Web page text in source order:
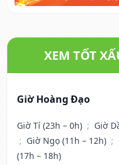
XEM TỐT
Giờ Hoàng Đạo
Giờ Tí (23h – 0h) ; Giờ
; Giờ Ngọ (11h – 12h) ;
(17h – 18h)